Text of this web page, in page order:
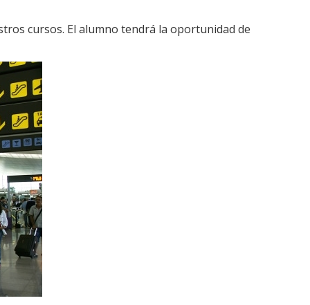
cursos. El alumno tendrá la oportunidad de